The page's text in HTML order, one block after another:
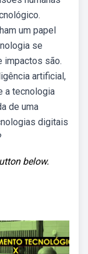
um papel
se
impactos são.
artificial,
a tecnologia
de uma
digitais
below.